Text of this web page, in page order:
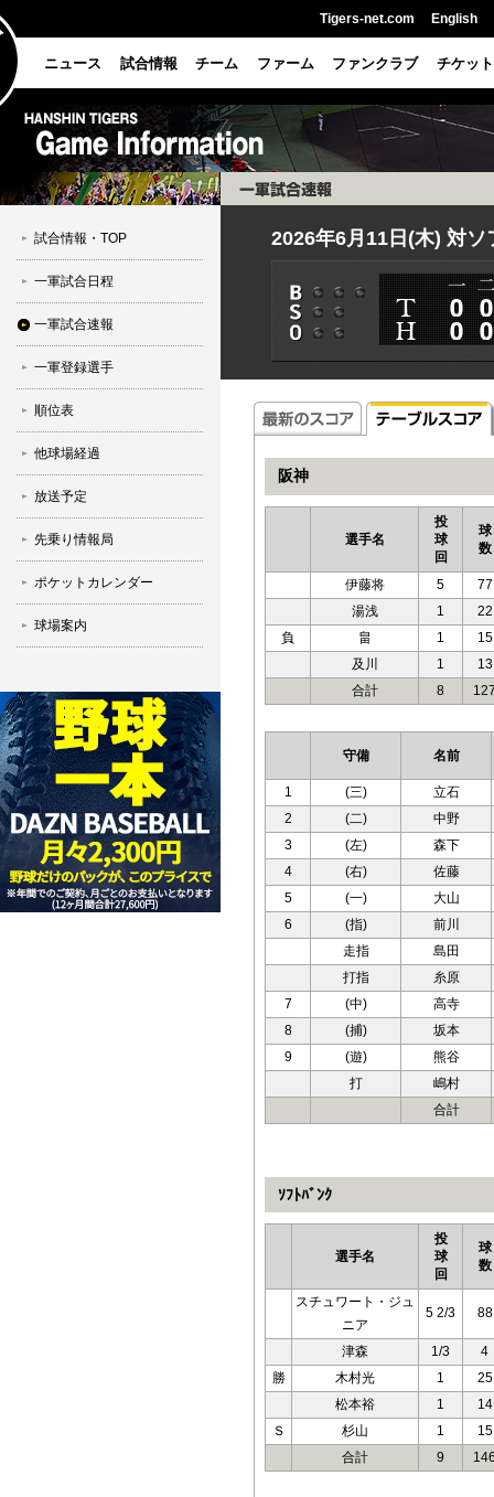
Tigers-net.com English
ニュース 試合情報 チーム ファーム ファンクラブ チケット
試合情報・TOP
一軍試合日程
一軍試合速報
一軍登録選手
順位表
他球場経過
放送予定
先乗り情報局
ポケットカレンダー
球場案内
2026年6月11日(木) 対
阪神
選手名
投
球
回
球
数
伊藤将 5
77
湯浅
1
22
負
畠 1
15
及川
1
13
合計
8
守備 名前
1 (三)
立石
2
(二)
中野
3
(左)
森下
4
(右)
佐藤
5
(一)
大山
6
(指)
前川
走指
島田
打指
糸原
7
(中)
高寺
8
(捕)
坂本
9
(遊)
熊谷
打
嶋村
合計
ｿﾌﾄﾊﾞﾝｸ
選手名
投
球
回
球
数
スチュワート・ジュ
ニア
5 2/3 88
津森 1/3
4
勝
木村光 1
25
松本裕
1
14
Ｓ
杉山 1
15
合計
9